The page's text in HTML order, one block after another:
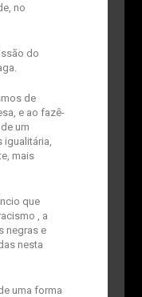
no
do
de
e ao fazê-
um
igualitária,
mais
que
, a
negras e
nesta
uma forma